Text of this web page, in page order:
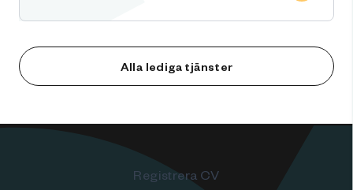
Alla lediga tjänster
Registrera CV